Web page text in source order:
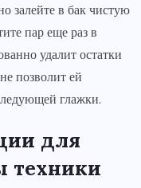
залейте в бак чистую
пар еще раз в
удалит остатки
позволит ей
глажки.
для
техники